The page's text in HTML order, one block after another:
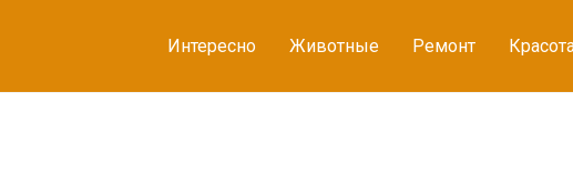
Интересно Животные Ремонт